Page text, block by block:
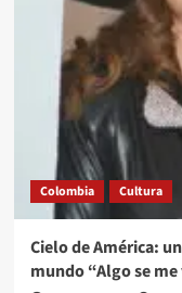
Colombia Cultura
Cielo de América:
mundo “Algo se me